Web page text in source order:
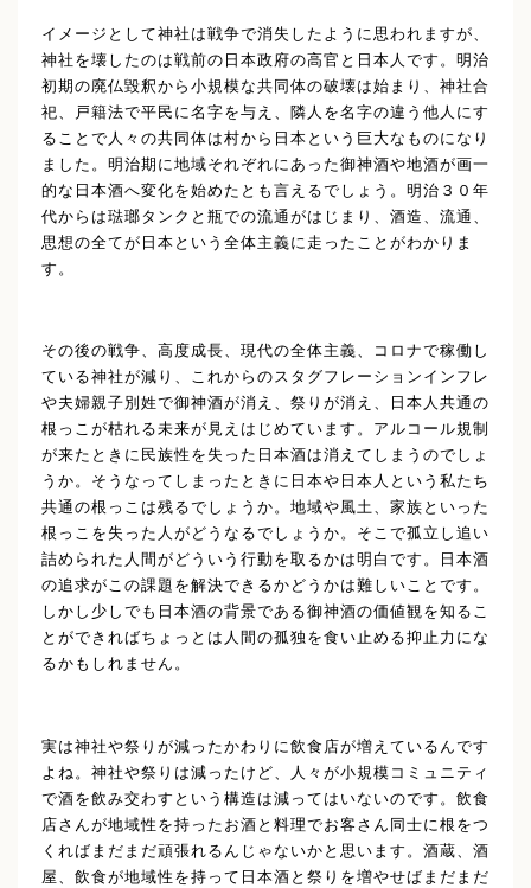
イメージとして神社は戦争で消失したように思われますが、
神社を壊したのは戦前の日本政府の高官と日本人です。明治
初期の廃仏毀釈から小規模な共同体の破壊は始まり、神社合
祀、戸籍法で平民に名字を与え、隣人を名字の違う他人にす
ることで人々の共同体は村から日本という巨大なものになり
ました。明治期に地域それぞれにあった御神酒や地酒が画一
的な日本酒へ変化を始めたとも言えるでしょう。明治３０年
代からは琺瑯タンクと瓶での流通がはじまり、酒造、流通、
思想の全てが日本という全体主義に走ったことがわかりま
す。
その後の戦争、高度成長、現代の全体主義、コロナで稼働し
ている神社が減り、これからのスタグフレーションインフレ
や夫婦親子別姓で御神酒が消え、祭りが消え、日本人共通の
根っこが枯れる未来が見えはじめています。アルコール規制
が来たときに民族性を失った日本酒は消えてしまうのでしょ
うか。そうなってしまったときに日本や日本人という私たち
共通の根っこは残るでしょうか。地域や風土、家族といった
根っこを失った人がどうなるでしょうか。そこで孤立し追い
詰められた人間がどういう行動を取るかは明白です。日本酒
の追求がこの課題を解決できるかどうかは難しいことです。
しかし少しでも日本酒の背景である御神酒の価値観を知るこ
とができればちょっとは人間の孤独を食い止める抑止力にな
るかもしれません。
実は神社や祭りが減ったかわりに飲食店が増えているんです
よね。神社や祭りは減ったけど、人々が小規模コミュニティ
で酒を飲み交わすという構造は減ってはいないのです。飲食
店さんが地域性を持ったお酒と料理でお客さん同士に根をつ
くればまだまだ頑張れるんじゃないかと思います。酒蔵、酒
屋、飲食が地域性を持って日本酒と祭りを増やせばまだまだ